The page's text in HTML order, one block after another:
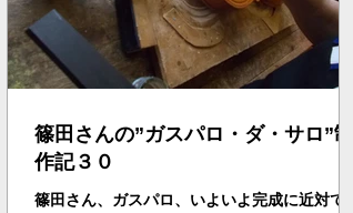
篠田さんの”ガスパロ・ダ・サロ”制
作記３０
篠田さん、ガスパロ、いよいよ完成に近対てき